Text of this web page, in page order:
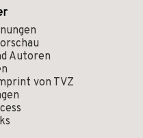
Autoren
von TVZ